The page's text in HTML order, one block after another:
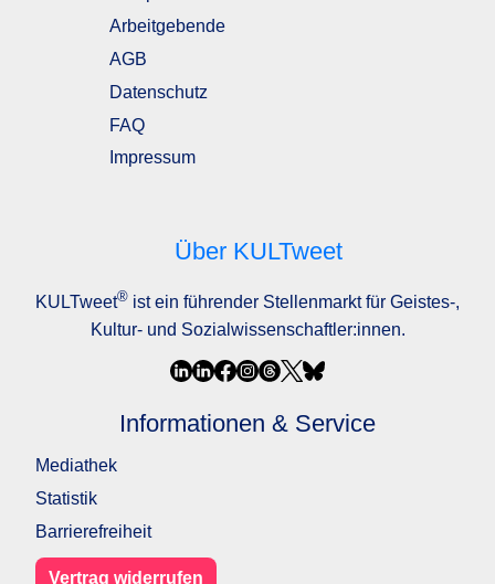
Arbeitgebende
AGB
Datenschutz
FAQ
Impressum
Über KULTweet
KULTweet® ist ein führender Stellenmarkt für Geistes-,
Kultur- und Sozialwissenschaftler:innen.
Informationen & Service
Mediathek
Statistik
Barrierefreiheit
Vertrag widerrufen